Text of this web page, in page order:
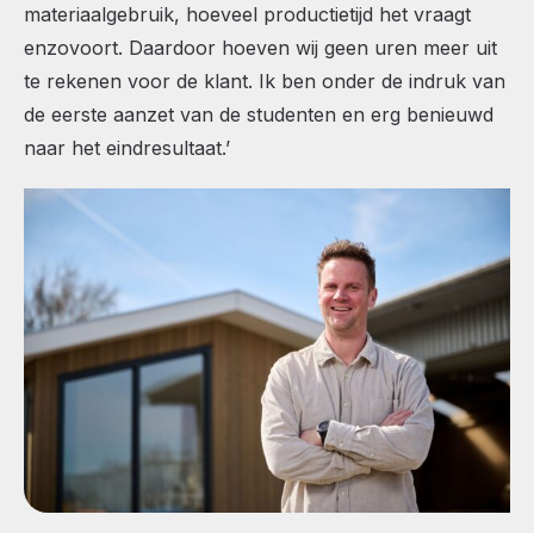
materiaalgebruik, hoeveel productietijd het vraagt
enzovoort. Daardoor hoeven wij geen uren meer uit
te rekenen voor de klant. Ik ben onder de indruk van
de eerste aanzet van de studenten en erg benieuwd
naar het eindresultaat.’